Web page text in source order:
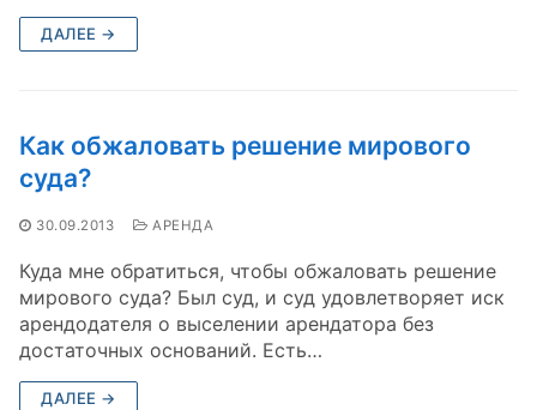
ДАЛЕЕ →
Как обжаловать решение мирового
суда?
30.09.2013 АРЕНДА
Куда мне обратиться, чтобы обжаловать решение
мирового суда? Был суд, и суд удовлетворяет иск
арендодателя о выселении арендатора без
достаточных оснований. Есть…
ДАЛЕЕ →